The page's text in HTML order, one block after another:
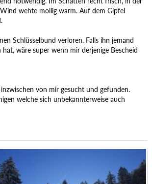
wehte mollig warm. Auf dem Gipfel
Schlüsselbund verloren. Falls ihn jemand
wäre super wenn mir derjenige Bescheid
von mir gesucht und gefunden.
welche sich unbekannterweise auch